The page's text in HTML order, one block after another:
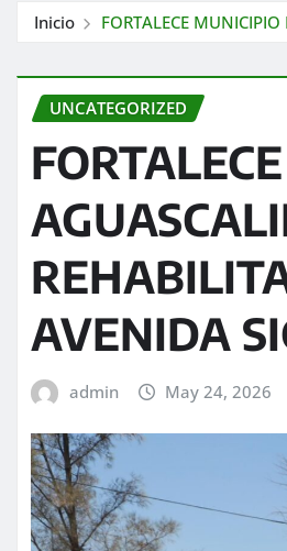
Inicio FORTALECE
UNCATEGORIZED
AVENIDA
admin May 24, 2026